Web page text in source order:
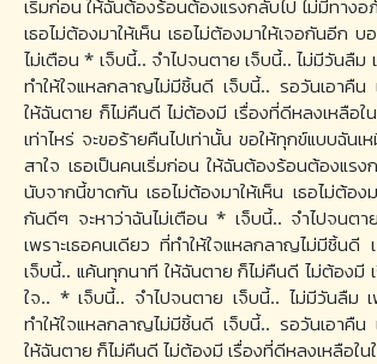
เริ่มก่อน ให้ฉันต้องร้อนต้องแรงกลับไป ไม่มีทางอ
เธอไม่ต้องมาให้เห็น เธอไม่ต้องมาให้เจอกันอีก
ไม่เตือน * เจ็บนี้.. จำไปจนตาย เจ็บนี้.. ไม่มีวันลืม
ทำให้ใจแหลกลาญไม่มีชิ้นดี เจ็บนี้.. รอวันเอาคื
ให้ฉันตาย ก็ไม่คืนดี ไม่ต้องมี เรื่องที่ดีหลงเหลือใ
เท่าไหร่ จะขอร้ายคืนไปเท่านั้น ขอให้ทุกข์แบบฉันเ
สาใจ เธอเป็นคนเริ่มก่อน ให้ฉันต้องร้อนต้องแรง
นับจากนี้ขาดกัน เธอไม่ต้องมาให้เห็น เธอไม่ต้อง
กันดีๆ จะหาว่าฉันไม่เตือน * เจ็บนี้.. จำไปจนตา
เพราะเธอคนเดียว ที่ทำให้ใจแหลกลาญไม่มีชิ้นดี
เจ็บนี้.. แค้นทุกนาที ให้ฉันตาย ก็ไม่คืนดี ไม่ต้องมี
ใจ.. * เจ็บนี้.. จำไปจนตาย เจ็บนี้.. ไม่มีวันลืม เ
ทำให้ใจแหลกลาญไม่มีชิ้นดี เจ็บนี้.. รอวันเอาคื
ให้ฉันตาย ก็ไม่คืนดี ไม่ต้องมี เรื่องที่ดีหลงเหลือใน